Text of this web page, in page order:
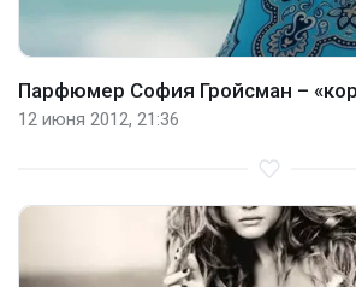
Парфюмер София Гройсман –
12 июня 2012, 21:36